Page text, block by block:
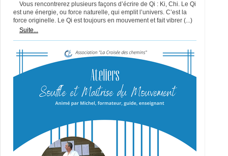
Vous rencontrerez plusieurs façons d’écrire de Qi : Ki, Chi. Le Qi
est une énergie, ou force naturelle, qui emplit l’univers. C’est la
force originelle. Le Qi est toujours en mouvement et fait vibrer (...)
Suite...